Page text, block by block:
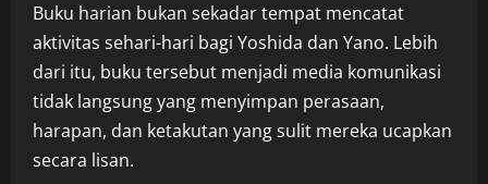
Buku harian bukan sekadar tempat mencatat
aktivitas sehari-hari bagi Yoshida dan Yano. Lebih
dari itu, buku tersebut menjadi media komunikasi
tidak langsung yang menyimpan perasaan,
harapan, dan ketakutan yang sulit mereka ucapkan
secara lisan.